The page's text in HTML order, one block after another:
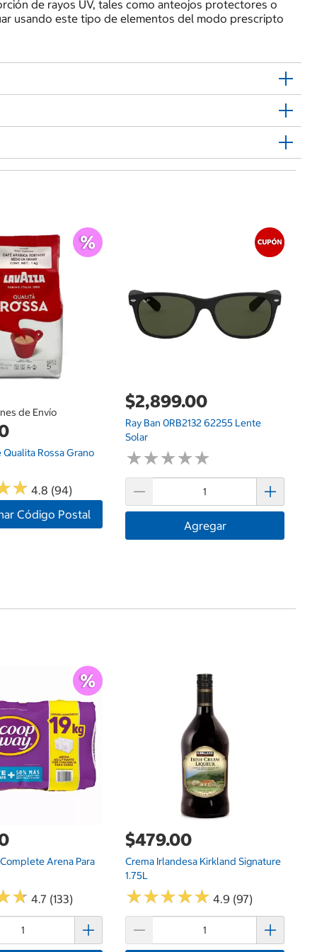
de rayos UV, tales como anteojos protectores o
usando este tipo de elementos del modo prescripto
de Envío
Qualita Rossa Grano
★
★ 4.8 (94)
Código Postal
$2,899.00
Ray Ban 0RB2132 62255 Lente
Solar
★★★★★
★★★★★
Agregar
Arena Para
★
★ 4.7 (133)
$479.00
Crema Irlandesa Kirkland Signature
1.75L
★★★★★
★★★★★ 4.9 (97)